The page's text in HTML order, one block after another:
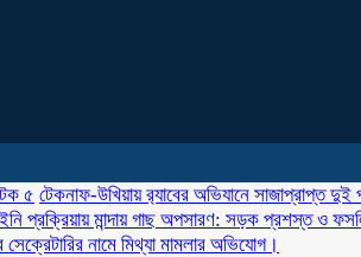
৫ টেকনাফ-উখিয়ায় র‌্যাবের অভিযানে সাজাপ্রাপ্ত
প্রক্রিয়ায় মান্দায় গাছ অপসারণ: সড়ক প্রশস্ত ও
সেক্রেটারির নামে মিথ্যা মামলার অভিযোগ।